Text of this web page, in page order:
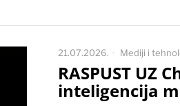
21.07.2026. Mediji i
RASPUST UZ
inteligencija